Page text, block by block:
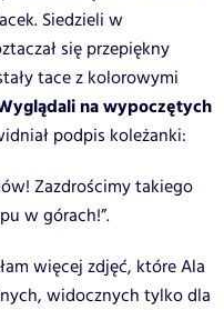
Siedzieli w
się przepiękny
tace z kolorowymi
na wypoczętych
podpis koleżanki:
Zazdrościmy takiego
w górach!”.
więcej zdjęć, które Ala
widocznych tylko dla